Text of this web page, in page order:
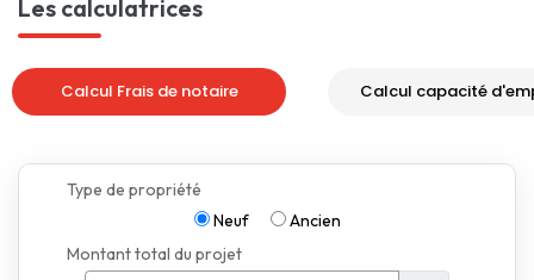
Les calculatrices
Calcul Frais de notaire Calcul capacité